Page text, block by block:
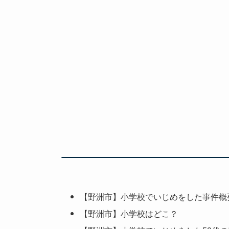
【野洲市】小学校でいじめをした事件概
【野洲市】小学校はどこ？